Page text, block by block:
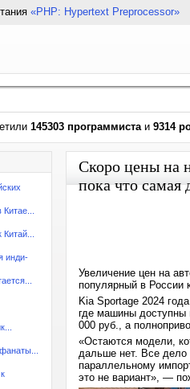
«PHP: Hypertext Preprocessor»
145303 программистаи 9314
инди-
Скоро цены на
пока что самая
Увеличение цен на
популярный в России
Kia Sportage 2024
где машины доступны
000 руб., а
«Остаются модели,
дальше нет. Все дело
параллельному
это не вариант», —